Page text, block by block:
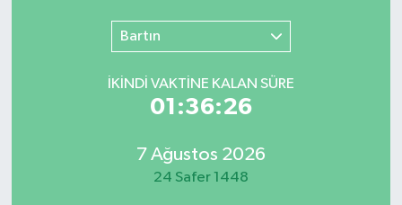
Bartın
İKINDI VAKTİNE KALAN SÜRE
01:36:26
7 Ağustos 2026
24 Safer 1448
RESMİ İLANLAR
KÖŞE YAZILARI
Süper Lig Puan Durumu ve Fikstür
Tüm Manşetler